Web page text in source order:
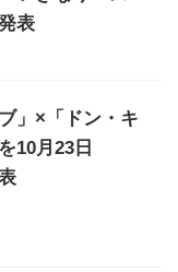
表
」×「ドン・キ
10月23日